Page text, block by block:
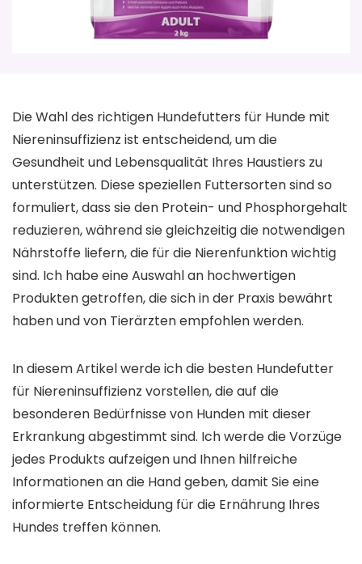
Die Wahl des richtigen Hundefutters für Hunde mit
Niereninsuffizienz ist entscheidend, um die
Gesundheit und Lebensqualität Ihres Haustiers zu
unterstützen. Diese speziellen Futtersorten sind so
formuliert, dass sie den Protein- und Phosphorgehalt
reduzieren, während sie gleichzeitig die notwendigen
Nährstoffe liefern, die für die Nierenfunktion wichtig
sind. Ich habe eine Auswahl an hochwertigen
Produkten getroffen, die sich in der Praxis bewährt
haben und von Tierärzten empfohlen werden.
In diesem Artikel werde ich die besten Hundefutter
für Niereninsuffizienz vorstellen, die auf die
besonderen Bedürfnisse von Hunden mit dieser
Erkrankung abgestimmt sind. Ich werde die Vorzüge
jedes Produkts aufzeigen und Ihnen hilfreiche
Informationen an die Hand geben, damit Sie eine
informierte Entscheidung für die Ernährung Ihres
Hundes treffen können.